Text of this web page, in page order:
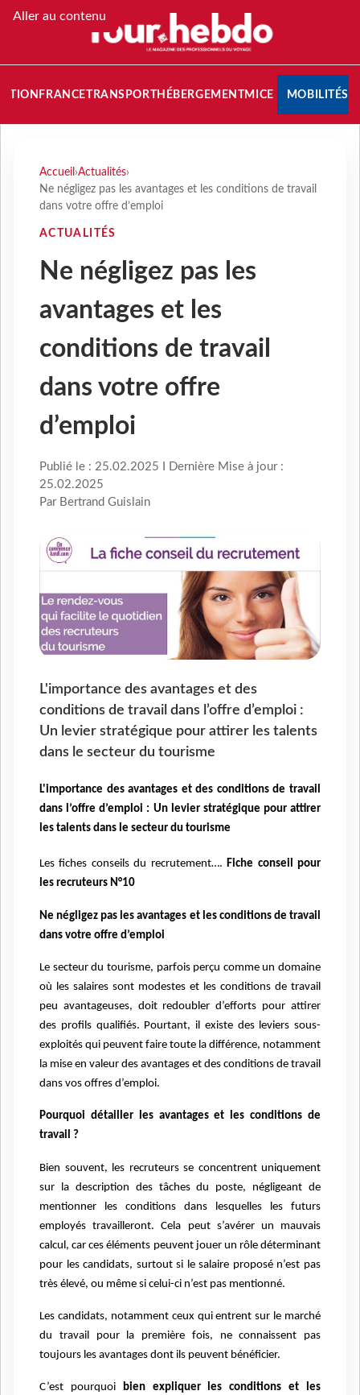
Aller au contenu
FRANCETRANSPORT HÉBERGEMENTMICE MOBILITÉS
Accueil ›Actualités›
Ne négligez pas les avantages et les conditions de travail
dans votre offre d’emploi
ACTUALITÉS
Ne négligez pas les
avantages et les
conditions de travail
dans votre offre
d’emploi
Publié le : 25.02.2025 I Dernière Mise à jour :
25.02.2025
Par Bertrand Guislain
L'importance des avantages et des
conditions de travail dans l’offre d’emploi :
Un levier stratégique pour attirer les talents
dans le secteur du tourisme
L'importance des avantages et des conditions de travail
dans l’offre d’emploi : Un levier stratégique pour attirer
les talents dans le secteur du tourisme
Les fiches conseils du recrutement…. Fiche conseil pour
les recruteurs N°10
Ne négligez pas les avantages et les conditions de travail
dans votre offre d’emploi
Le secteur du tourisme, parfois perçu comme un domaine
où les salaires sont modestes et les conditions de travail
peu avantageuses, doit redoubler d’efforts pour attirer
des profils qualifiés. Pourtant, il existe des leviers sous-
exploités qui peuvent faire toute la différence, notamment
la mise en valeur des avantages et des conditions de travail
dans vos offres d’emploi.
Pourquoi détailler les avantages et les conditions de
travail ?
Bien souvent, les recruteurs se concentrent uniquement
sur la description des tâches du poste, négligeant de
mentionner les conditions dans lesquelles les futurs
employés travailleront. Cela peut s’avérer un mauvais
calcul, car ces éléments peuvent jouer un rôle déterminant
pour les candidats, surtout si le salaire proposé n’est pas
très élevé, ou même si celui-ci n’est pas mentionné.
Les candidats, notamment ceux qui entrent sur le marché
du travail pour la première fois, ne connaissent pas
toujours les avantages dont ils peuvent bénéficier.
C’est pourquoi bien expliquer les conditions et les